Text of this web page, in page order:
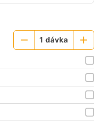
Menší
1 dávka
Větší
porce